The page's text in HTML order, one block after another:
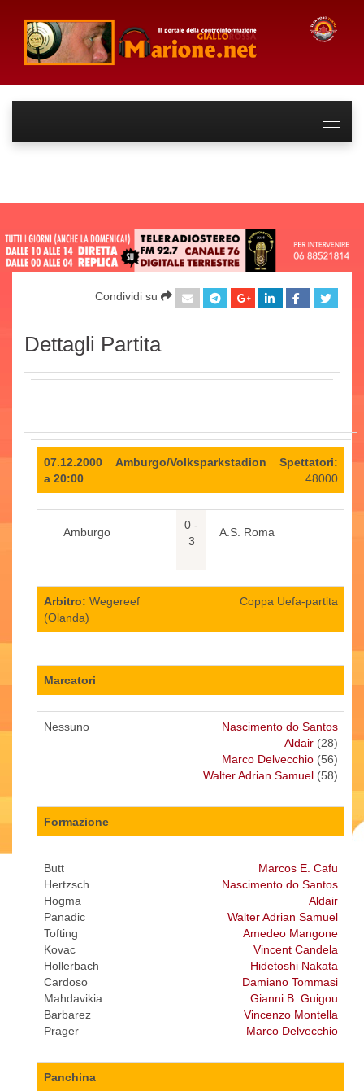
Condividi su
Dettagli Partita
07.12.2000
a 20:00
Amburgo/Volksparkstadion
Spettatori:
48000
Amburgo
0 -
3
A.S. Roma
Arbitro: Wegereef
(Olanda)
Coppa Uefa-partita
Marcatori
Nessuno
Nascimento do Santos
Aldair (28)
Marco Delvecchio (56)
Walter Adrian Samuel (58)
Formazione
Butt
Hertzsch
Hogma
Panadic
Tofting
Kovac
Hollerbach
Cardoso
Mahdavikia
Barbarez
Prager
Marcos E. Cafu
Nascimento do Santos
Aldair
Walter Adrian Samuel
Amedeo Mangone
Vincent Candela
Hidetoshi Nakata
Damiano Tommasi
Gianni B. Guigou
Vincenzo Montella
Marco Delvecchio
Panchina